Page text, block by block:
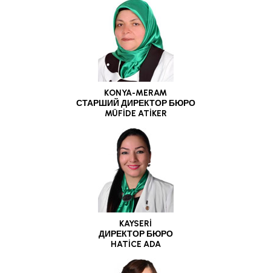
KONYA-MERAM
СТАРШИЙ ДИРЕКТОР БЮРО
MÜFİDE ATİKER
KAYSERİ
ДИРЕКТОР БЮРО
HATİCE ADA